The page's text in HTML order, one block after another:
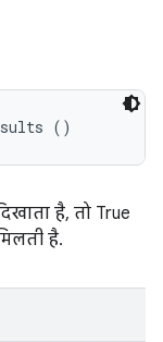
()
है, तो True
है.